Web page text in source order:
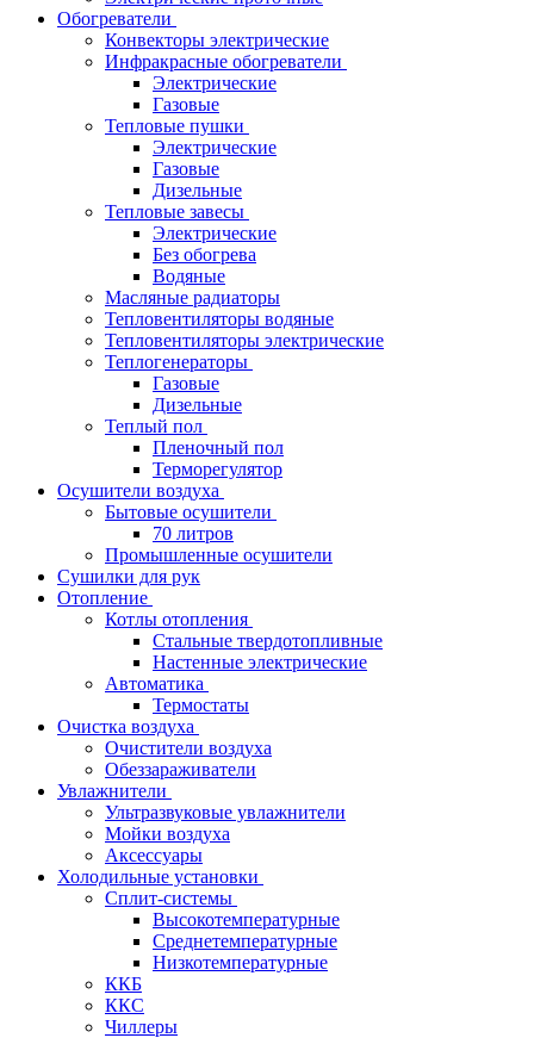
Обогреватели
Конвекторы электрические
Инфракрасные обогреватели
Электрические
Газовые
Тепловые пушки
Электрические
Газовые
Дизельные
Тепловые завесы
Электрические
Без обогрева
Водяные
Масляные радиаторы
Тепловентиляторы водяные
Тепловентиляторы электрические
Теплогенераторы
Газовые
Дизельные
Теплый пол
Пленочный пол
Терморегулятор
Осушители воздуха
Бытовые осушители
70 литров
Промышленные осушители
Сушилки для рук
Отопление
Котлы отопления
Стальные твердотопливные
Настенные электрические
Автоматика
Термостаты
Очистка воздуха
Очистители воздуха
Обеззараживатели
Увлажнители
Ультразвуковые увлажнители
Мойки воздуха
Аксессуары
Холодильные установки
Сплит-системы
Высокотемпературные
Среднетемпературные
Низкотемпературные
ККБ
ККС
Чиллеры